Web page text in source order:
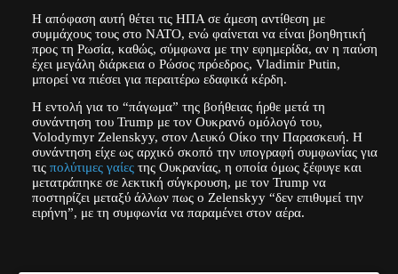
Η απόφαση αυτή θέτει τις ΗΠΑ σε άμεση αντίθεση με
συμμάχους τους στο ΝΑΤΟ, ενώ φαίνεται να είναι βοηθητική
προς τη Ρωσία, καθώς, σύμφωνα με την εφημερίδα, αν η παύση
έχει μεγάλη διάρκεια ο Ρώσος πρόεδρος, Vladimir Putin,
μπορεί να πιέσει για περαιτέρω εδαφικά κέρδη.
Η εντολή για το “πάγωμα” της βοήθειας ήρθε μετά τη
συνάντηση του Trump με τον Ουκρανό ομόλογό του,
Volodymyr Zelenskyy, στον Λευκό Οίκο την Παρασκευή. Η
συνάντηση είχε ως αρχικό σκοπό την υπογραφή συμφωνίας για
τις πολύτιμες γαίεςτης Ουκρανίας, η οποία όμως ξέφυγε και
μετατράπηκε σε λεκτική σύγκρουση, με τον Trump να
ποστηρίζει μεταξύ άλλων πως ο Zelenskyy “δεν επιθυμεί την
ειρήνη”, με τη συμφωνία να παραμένει στον αέρα.